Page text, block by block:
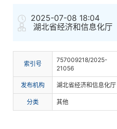
2025-07-08 18:04
湖北省经济和信息化厅
索引 号
757009218/2025-
21056
发布机构 湖北省经济和信息化厅
分类 其他